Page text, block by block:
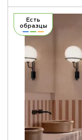
Есть
образцы